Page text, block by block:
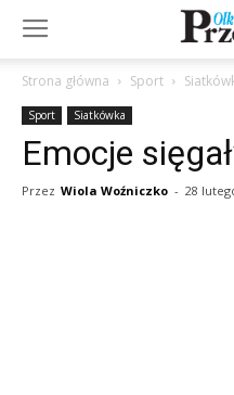
Strona główna Sport
Sport Siatkówka
Emocje
Przez Wiola Woźniczko - 28